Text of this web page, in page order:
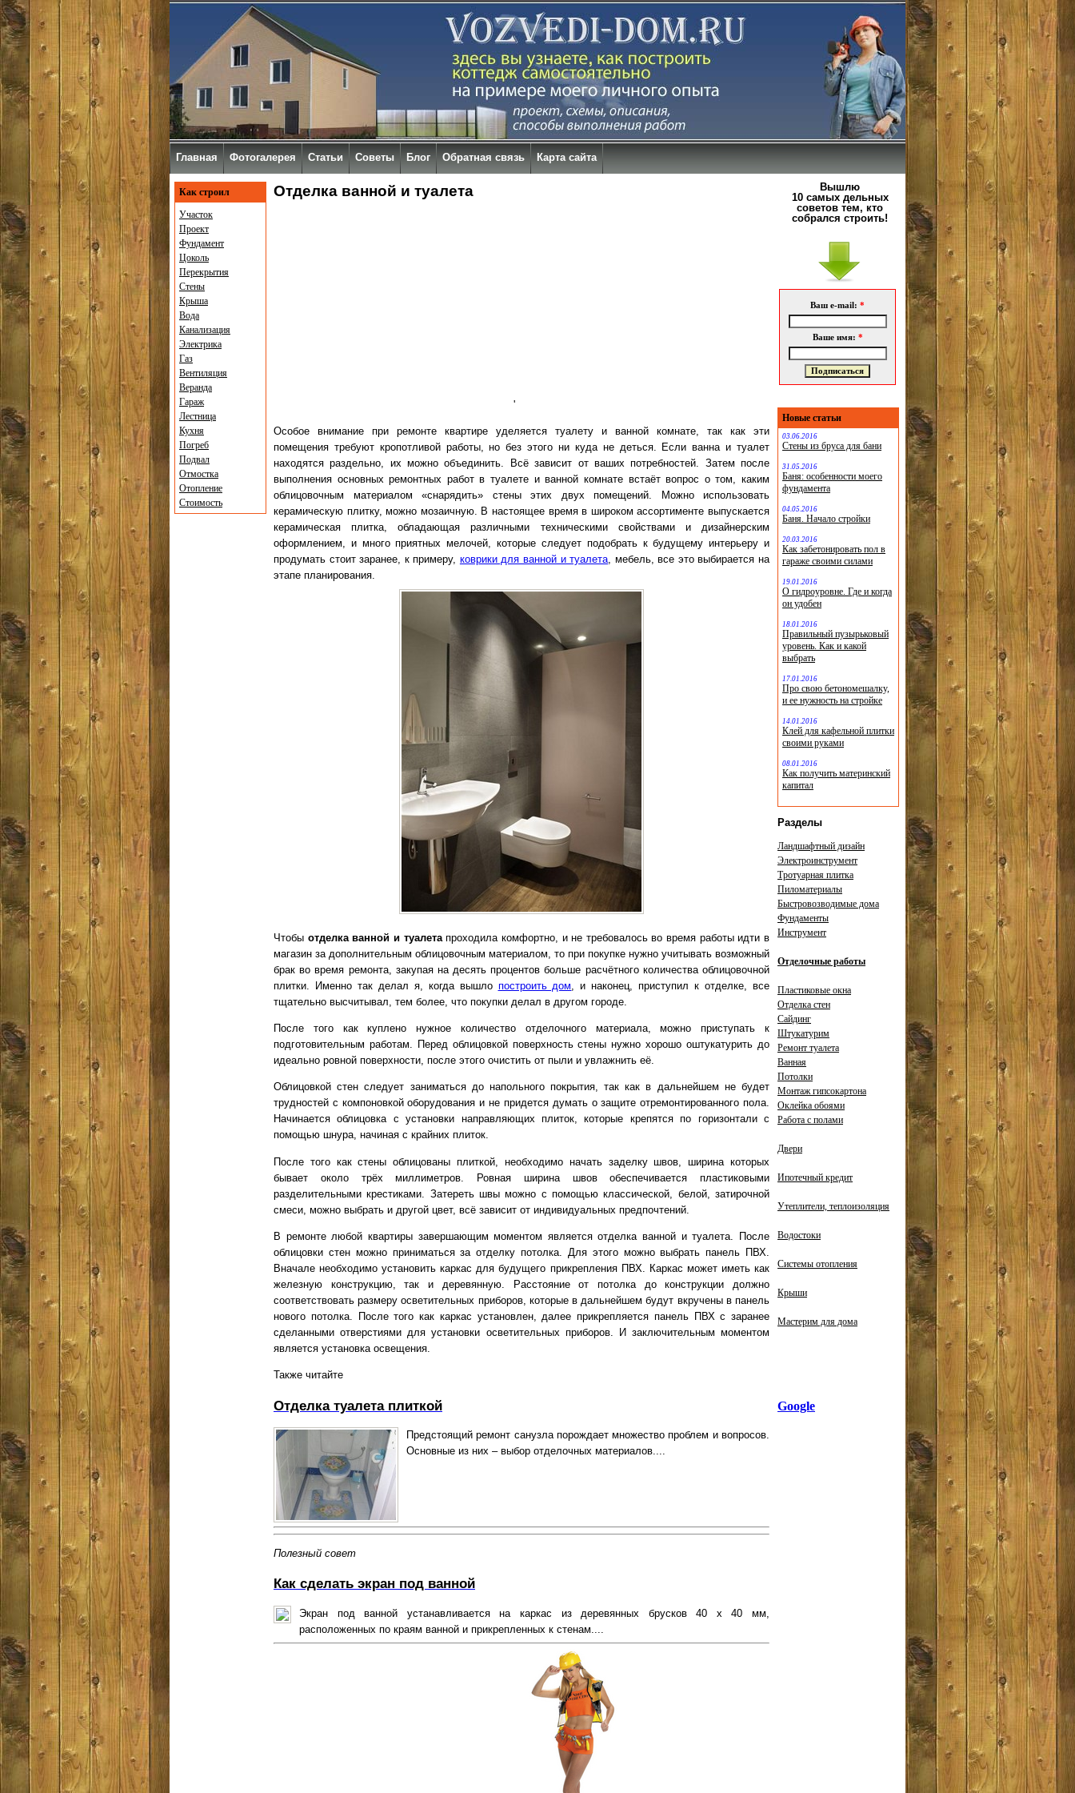
Отделка ванной и туалета
'
Особое внимание при ремонте квартире уделяется туалету и ванной комнате, так как эти
помещения требуют кропотливой работы, но без этого ни куда не деться. Если ванна и туалет
находятся раздельно, их можно объединить. Всё зависит от ваших потребностей. Затем после
выполнения основных ремонтных работ в туалете и ванной комнате встаёт вопрос о том, каким
облицовочным материалом «снарядить» стены этих двух помещений. Можно использовать
керамическую плитку, можно мозаичную. В настоящее время в широком ассортименте выпускается
керамическая плитка, обладающая различными техническими свойствами и дизайнерским
оформлением, и много приятных мелочей, которые следует подобрать к будущему интерьеру и
продумать стоит заранее, к примеру, коврики для ванной и туалета, мебель, все это выбирается на
этапе планирования.
Чтобы отделка ванной и туалетапроходила комфортно, и не требовалось во время работы идти в
магазин за дополнительным облицовочным материалом, то при покупке нужно учитывать возможный
брак во время ремонта, закупая на десять процентов больше расчётного количества облицовочной
плитки. Именно так делал я, когда вышло построить дом , и наконец, приступил к отделке, все
тщательно высчитывал, тем более, что покупки делал в другом городе.
После того как куплено нужное количество отделочного материала, можно приступать к
подготовительным работам. Перед облицовкой поверхность стены нужно хорошо оштукатурить до
идеально ровной поверхности, после этого очистить от пыли и увлажнить её.
Облицовкой стен следует заниматься до напольного покрытия, так как в дальнейшем не будет
трудностей с компоновкой оборудования и не придется думать о защите отремонтированного пола.
Начинается облицовка с установки направляющих плиток, которые крепятся по горизонтали с
помощью шнура, начиная с крайних плиток.
После того как стены облицованы плиткой, необходимо начать заделку швов, ширина которых
бывает около трёх миллиметров. Ровная ширина швов обеспечивается пластиковыми
разделительными крестиками. Затереть швы можно с помощью классической, белой, затирочной
смеси, можно выбрать и другой цвет, всё зависит от индивидуальных предпочтений.
В ремонте любой квартиры завершающим моментом является отделка ванной и туалета. После
облицовки стен можно приниматься за отделку потолка. Для этого можно выбрать панель ПВХ.
Вначале необходимо установить каркас для будущего прикрепления ПВХ. Каркас может иметь как
железную конструкцию, так и деревянную. Расстояние от потолка до конструкции должно
соответствовать размеру осветительных приборов, которые в дальнейшем будут вкручены в панель
нового потолка. После того как каркас установлен, далее прикрепляется панель ПВХ с заранее
сделанными отверстиями для установки осветительных приборов. И заключительным моментом
является установка освещения.
Также читайте
Отделка туалета плиткой
Предстоящий ремонт санузла порождает множество проблем и вопросов.
Основные из них – выбор отделочных материалов....
Полезный совет
Как сделать экран под ванной
Экран под ванной устанавливается на каркас из деревянных брусков 40 х 40 мм,
расположенных по краям ванной и прикрепленных к стенам....
Как строил
Участок
Проект
Фундамент
Цоколь
Перекрытия
Стены
Крыша
Вода
Канализация
Электрика
Газ
Вентиляция
Веранда
Гараж
Лестница
Кухня
Погреб
Подвал
Отмостка
Отопление
Стоимость
Вышлю
10 самых дельных
советов тем, кто
собрался строить!
Ваш e-mail: *
Ваше имя: *
Новые статьи
03.06.2016
Стены из бруса для бани
31.05.2016
Баня: особенности моего
фундамента
04.05.2016
Баня. Начало стройки
20.03.2016
Как забетонировать пол в
гараже своими силами
19.01.2016
О гидроуровне. Где и когда
он удобен
18.01.2016
Правильный пузырьковый
уровень. Как и какой
выбрать
17.01.2016
Про свою бетономешалку,
и ее нужность на стройке
14.01.2016
Клей для кафельной плитки
своими руками
08.01.2016
Как получить материнский
капитал
Разделы
Ландшафтный дизайн
Электроинструмент
Тротуарная плитка
Пиломатериалы
Быстровозводимые дома
Фундаменты
Инструмент
Отделочные работы
Пластиковые окна
Отделка стен
Сайдинг
Штукатурим
Ремонт туалета
Ванная
Потолки
Монтаж гипсокартона
Оклейка обоями
Работа с полами
Двери
Ипотечный кредит
Утеплители, теплоизоляция
Водостоки
Системы отопления
Крыши
Мастерим для дома
Google
Главная Фотогалерея Статьи Советы Блог Обратная связь Карта сайта